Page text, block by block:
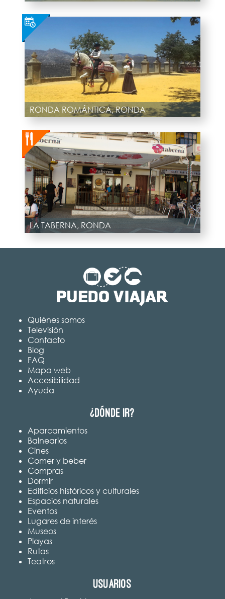
RONDA ROMÁNTICA, RONDA
LA TABERNA, RONDA
Quiénes somos
Televisión
Contacto
Blog
FAQ
Mapa web
Accesibilidad
Ayuda
¿Dónde ir?
Aparcamientos
Balnearios
Cines
Comer y beber
Compras
Dormir
Edificios históricos y culturales
Espacios naturales
Eventos
Lugares de interés
Museos
Playas
Rutas
Teatros
Usuarios